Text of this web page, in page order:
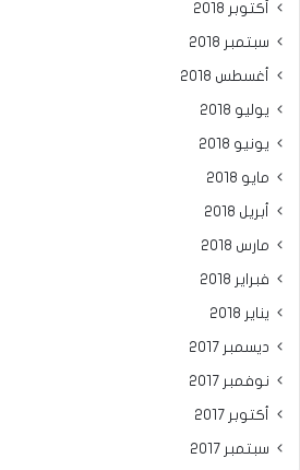
أكتوبر 2018
سبتمبر 2018
أغسطس 2018
يوليو 2018
يونيو 2018
مايو 2018
أبريل 2018
مارس 2018
فبراير 2018
يناير 2018
ديسمبر 2017
نوفمبر 2017
أكتوبر 2017
سبتمبر 2017